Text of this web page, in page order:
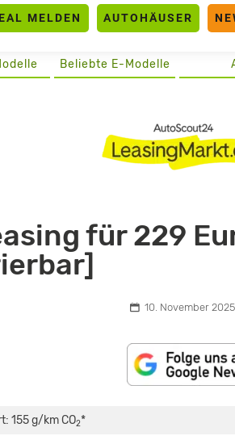
MELDEN AUTOHÄUSER
Beliebte E-Modelle
für 229
10. November
155 g/km CO2*